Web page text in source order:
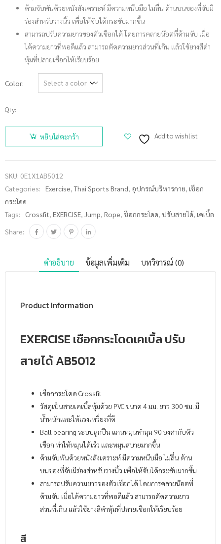
ด้ามจับพันด้วยหนังสังเคราะห์ มีความหนึบมือ ไม่ลื่น ด้านบนของที่จับมี
ร่องสำหรับวางนิ้ว เพื่อให้จับได้กระชับมากขึ้น
สามารถปรับความยาวของตัวเชือกได้ โดยการคลายน๊อตที่ด้ามจับ เมื่อ
ได้ความยาวที่พอดีแล้ว สามารถตัดความยาวส่วนที่เกิน แล้วใช้ยางสีดำ
หุ้มที่ปลายเชือกให้เรียบร้อย
Color
Qty:
จำนวน
EXERCISE
AB5012
ชิ้น
หยิบใส่ตะกร้า Add to wishlist
SKU: 0E1X1AB5012
Categories:
Exercise,Thai Sports Brand, อุปกรณ์บริหารกาย, เชือก
กระโดด
Tags:
Crossfit, EXERCISE, Jump, Rope, ชือกกระโดด, ปรับสายได้, เคเบิ้ล
Share:
คำอธิบาย ข้อมูลเพิ่มเติม บทวิจารณ์ (0)
Product Information
EXERCISE เชือกกระโดดเคเบิ้ล ปรับ
สายได้ AB5012
เชือกกระโดด Crossfit
วัสดุเป็นสายเคเบิ้ลหุ้มด้วย PVC ขนาด 4 มม. ยาว 300 ซม. มี
น้ำหนักและให้แรงเหวี่ยงที่ดี
Ball bearing ระบบลูกปืน แกนหมุนทำมุม 90 องศากับตัว
เชือก ทำให้หมุนได้เร็ว และหมุนสบายมากขึ้น
ด้ามจับพันด้วยหนังสังเคราะห์ มีความหนึบมือ ไม่ลื่น ด้าน
บนของที่จับมีร่องสำหรับวางนิ้ว เพื่อให้จับได้กระชับมากขึ้น
สามารถปรับความยาวของตัวเชือกได้ โดยการคลายน๊อตที่
ด้ามจับ เมื่อได้ความยาวที่พอดีแล้ว สามารถตัดความยาว
ส่วนที่เกิน แล้วใช้ยางสีดำหุ้มที่ปลายเชือกให้เรียบร้อย
สี